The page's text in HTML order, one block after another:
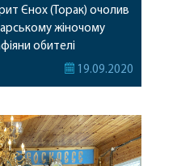
Єнох (Торак) очолив
жіночому
обителі
освячення престолу
м. Антонія (Стеценко).
Барській іконі
19.09.2020